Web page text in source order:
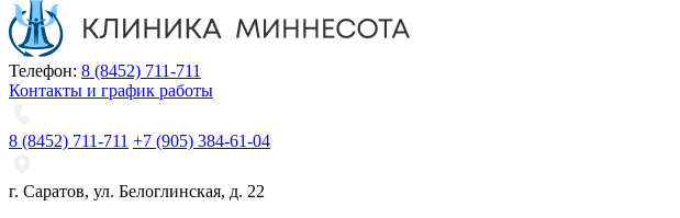
Телефон: 8 (8452) 711-711
Контакты и график работы
8 (8452) 711-711 +7 (905) 384-61-04
г. Саратов, ул. Белоглинская, д. 22